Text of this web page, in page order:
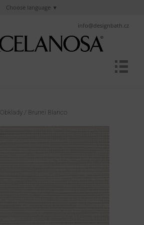
Choose language
info@designbath.cz
Obklady/ Brunei Blanco